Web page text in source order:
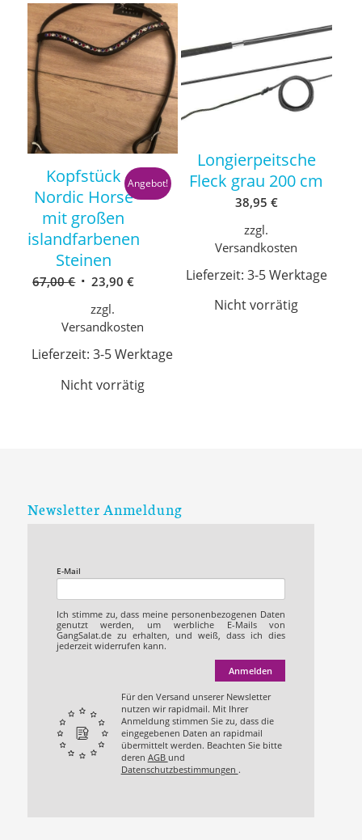
Kopfstück
Nordic Horse
mit großen
islandfarbenen
Steinen
67,00€ Ursprünglicher
war:
23,90€Aktueller
Angebot!
zzgl.
Versandkosten
Lieferzeit:3-5 Werktage
Nicht vorrätig
Longierpeitsche
Fleck grau 200 cm
38,95 €
zzgl.
Versandkosten
Lieferzeit: 3-5 Werktage
Nicht vorrätig
Newsletter Anmeldung
E-Mail
Ich stimme zu, dass meine personenbezogenen Daten
genutzt werden, um werbliche E-Mails von
GangSalat.de zu erhalten, und weiß, dass ich dies
jederzeit widerrufen kann.
Anmelden
Für den Versand unserer Newsletter
nutzen wir rapidmail. Mit Ihrer
Anmeldung stimmen Sie zu, dass die
eingegebenen Daten an rapidmail
übermittelt werden. Beachten Sie bitte
deren AGB und
Datenschutzbestimmungen .